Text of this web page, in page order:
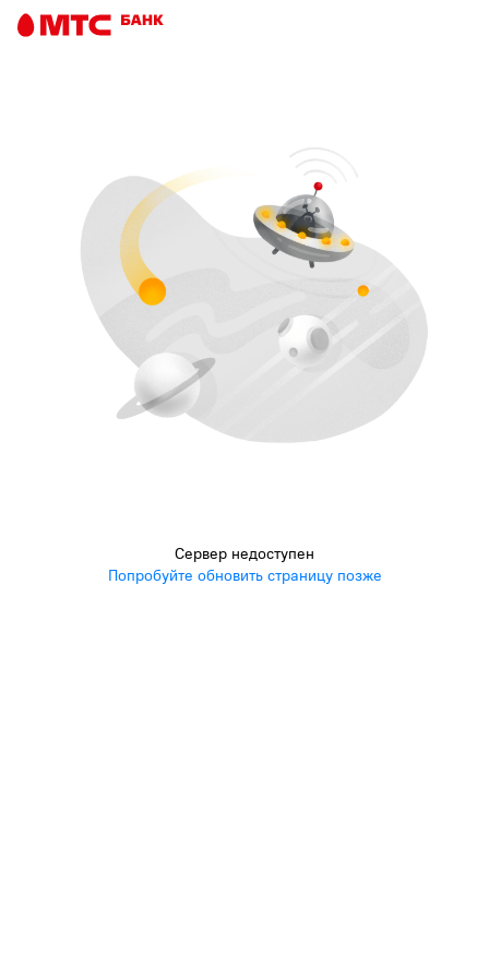
Сервер недоступен
Попробуйте обновить страницу позже